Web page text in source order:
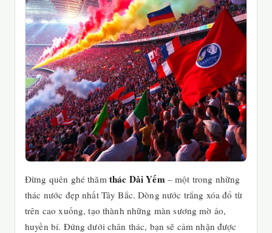
Đừng quên ghé thăm thác Dải Yếm– một trong những
thác nước đẹp nhất Tây Bắc. Dòng nước trắng xóa đổ từ
trên cao xuống, tạo thành những màn sương mờ ảo,
huyền bí. Đứng dưới chân thác, bạn sẽ cảm nhận được